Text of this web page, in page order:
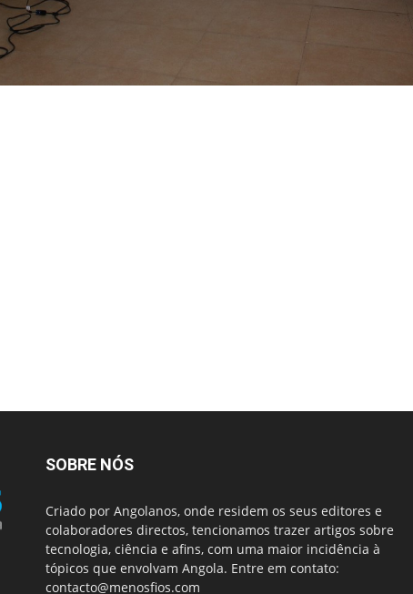
SOBRE NÓS
Criado por Angolanos, onde residem os seus editores e
colaboradores directos, tencionamos trazer artigos sobre
tecnologia, ciência e afins, com uma maior incidência à
tópicos que envolvam Angola. Entre em contato:
contacto@menosfios.com